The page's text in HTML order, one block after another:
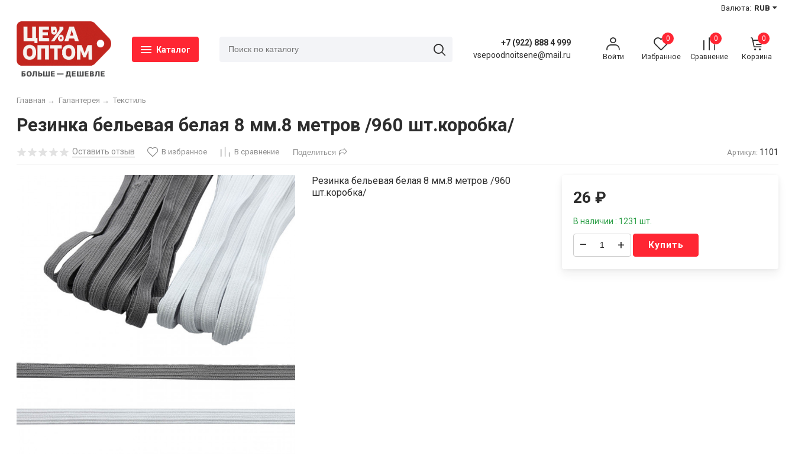
Валюта: RUB
Каталог
+7 (922) 888 4 999
vsepoodnoitsene@mail.ru
Войти
0
Избранное
0
Сравнение
0
Корзина
Главная → Галантерея → Текстиль
Резинка бельевая белая 8 мм.8 метров /960 шт.коробка/
Оставить отзыв В избранное В сравнение Поделиться Артикул: 1101
Резинка бельевая белая 8 мм.8 метров /960
шт.коробка/
26₽
В наличии : 1231 шт.
– + Купить